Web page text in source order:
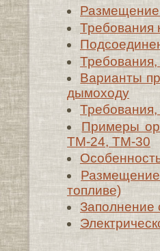
Размещение
Требования
Варианты
дымоходу
Примеры
ТМ-24, ТМ-30
Размещение
топливе)
Заполнение